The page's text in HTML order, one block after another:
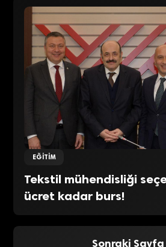
EĞITIM
Tekstil mühendisliği
ücret kadar burs!
Sonraki